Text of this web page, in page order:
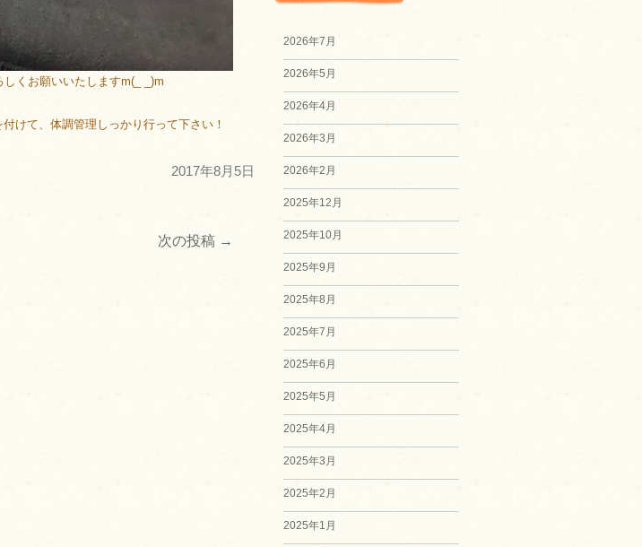
くお願いいたしますm(_ _)m
けて、体調管理しっかり行って下さい！
2017年8月5日
次の投稿 →
2026年7月
2026年5月
2026年4月
2026年3月
2026年2月
2025年12月
2025年10月
2025年9月
2025年8月
2025年7月
2025年6月
2025年5月
2025年4月
2025年3月
2025年2月
2025年1月